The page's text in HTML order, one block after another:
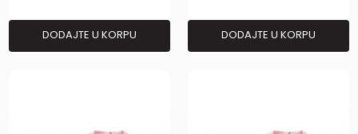
DODAJTE U KORPU DODAJTE U KORPU